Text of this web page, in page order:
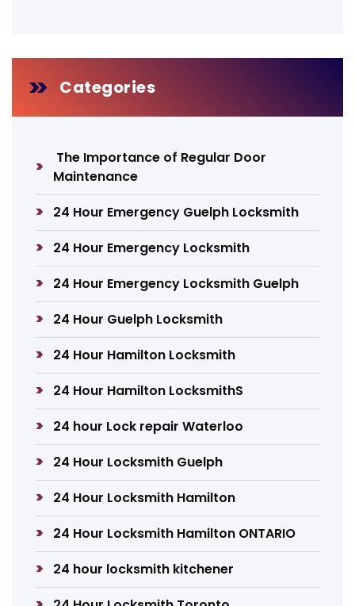
Categories
The Importance of Regular Door
Maintenance
24 Hour Emergency Guelph Locksmith
24 Hour Emergency Locksmith
24 Hour Emergency Locksmith Guelph
24 Hour Guelph Locksmith
24 Hour Hamilton Locksmith
24 Hour Hamilton LocksmithS
24 hour Lock repair Waterloo
24 Hour Locksmith Guelph
24 Hour Locksmith Hamilton
24 Hour Locksmith Hamilton ONTARIO
24 hour locksmith kitchener